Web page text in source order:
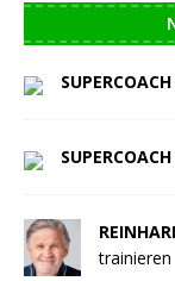
trainieren